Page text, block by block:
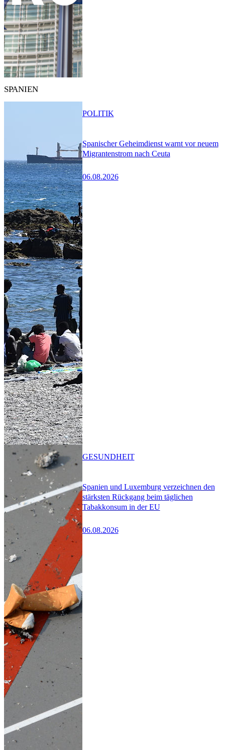
SPANIEN
Spanischer Geheimdienst warnt vor neuem
Migrantenstrom nach Ceuta
06.08.2026
POLITIK
Spanien und Luxemburg verzeichnen den
stärksten Rückgang beim täglichen
Tabakkonsum in der EU
06.08.2026
GESUNDHEIT